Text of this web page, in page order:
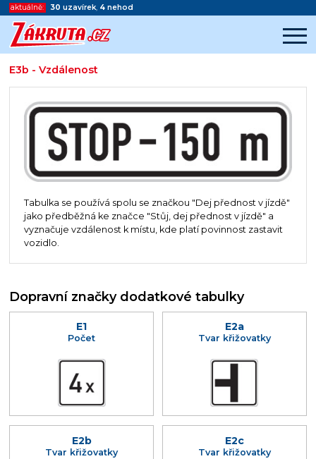
aktuálně: 30 uzavírek, 4 nehod
E3b - Vzdálenost
Začátek reklamy
Konec reklamy
Tabulka se používá spolu se značkou "Dej přednost v jízdě"
jako předběžná ke značce "Stůj, dej přednost v jízdě" a
vyznačuje vzdálenost k místu, kde platí povinnost zastavit
vozidlo.
Dopravní značky dodatkové tabulky
E1
Počet
E2a
Tvar křižovatky
E2b
Tvar křižovatky
E2c
Tvar křižovatky